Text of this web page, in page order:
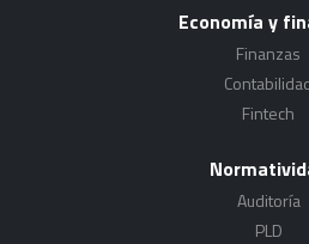
Economía y
Finanzas
Fintech
Auditoría
PLD